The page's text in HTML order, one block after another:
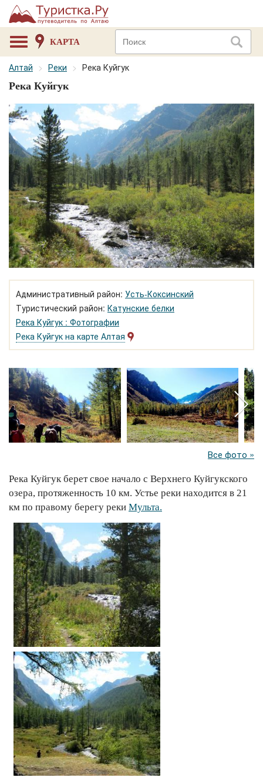
КАРТА
Алтай Реки
Река Куйгук
Река Куйгук
Административный район: Усть-Коксинский
Туристический район: Катунские белки
Река Куйгук : Фотографии
Река Куйгук на карте Алтая
Все фото »
Река Куйгук берет свое начало с Верхнего Куйгукского
озера, протяженность 10 км. Устье реки находится в 21
км по правому берегу реки Мульта.